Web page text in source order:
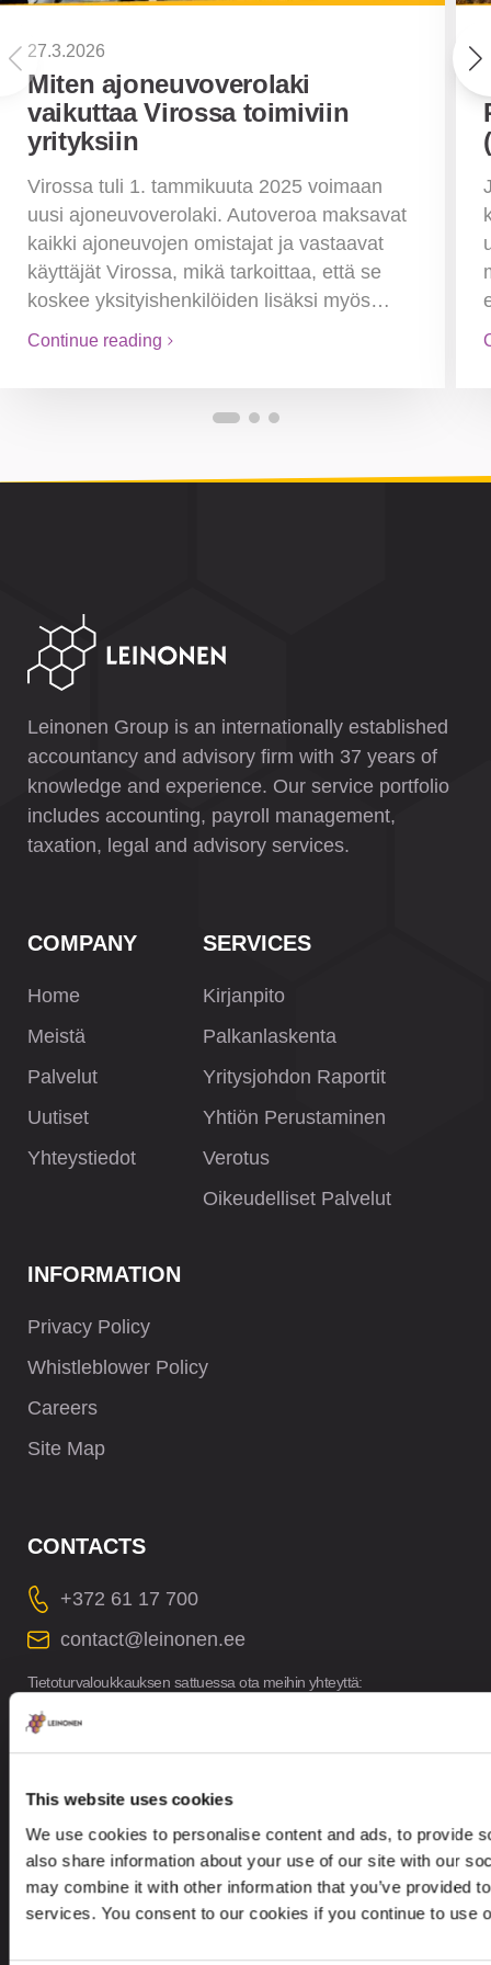
This website uses cookies
We use cookies to personalise content and ads, to provide
also share information about your use of our site with our
may combine it with other information that you’ve provided
services. You consent to our cookies if you continue to use
27.3.2026
Miten ajoneuvoverolaki
vaikuttaa Virossa toimiviin
yrityksiin
Virossa tuli 1. tammikuuta 2025 voimaan
uusi ajoneuvoverolaki. Autoveroa maksavat
kaikki ajoneuvojen omistajat ja vastaavat
käyttäjät Virossa, mikä tarkoittaa, että se
koskee yksityishenkilöiden lisäksi myös…
Continue reading
Leinonen Group is an internationally established
accountancy and advisory firm with 37 years of
knowledge and experience. Our service portfolio
includes accounting, payroll management,
taxation, legal and advisory services.
COMPANY
Home
Meistä
Palvelut
Uutiset
Yhteystiedot
SERVICES
Kirjanpito
Palkanlaskenta
Yritysjohdon Raportit
Yhtiön Perustaminen
Verotus
Oikeudelliset Palvelut
INFORMATION
Privacy Policy
Whistleblower Policy
Careers
Site Map
CONTACTS
+372 61 17 700
contact@leinonen.ee
Tietoturvaloukkauksen sattuessa ota meihin yhteyttä:
Leinonen OÜ
Looking for service in a different country?